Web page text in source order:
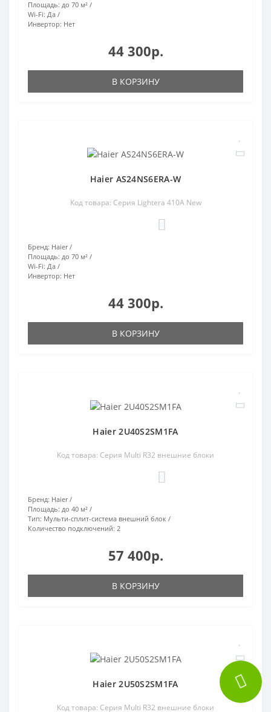
Площадь: до 70 м²
Wi-Fi: Да
Инвертор: Нет
44 300р.
В КОРЗИНУ
Haier AS24NS6ERA-W
Код товара: Серия Lightera 410A New
Бренд: Haier
Площадь: до 70 м²
Wi-Fi: Да
Инвертор: Нет
44 300р.
В КОРЗИНУ
Haier 2U40S2SM1FA
Код товара: Серия Multi R32 внешние блоки
Бренд: Haier
Площадь: до 40 м²
Тип: Мульти-сплит-система внешний блок
Количество подключений: 2
57 400р.
В КОРЗИНУ
Haier 2U50S2SM1FA
Код товара: Серия Multi R32 внешние блоки